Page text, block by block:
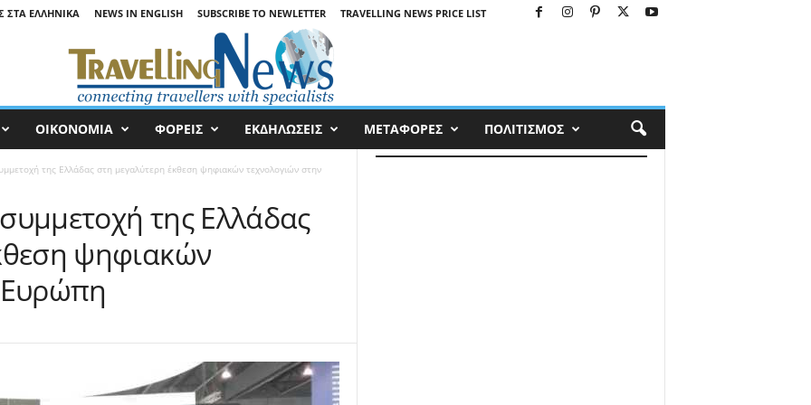
ΣΤΑ ΕΛΛΗΝΙΚΆ NEWS IN ENGLISH SUBSCRIBE TO NEWLETTER TRAVELLING NEWS PRICE LIST
ΟΙΚΟΝΟΜΙΑ ΦΟΡΕΙΣ ΕΚΔΗΛΩΣΕΙΣ ΜΕΤΑΦΟΡΕΣ ΠΟΛΙΤΙΣΜΟΣ
της Ελλάδας στη μεγαλύτερη έκθεση ψηφιακών τεχνολογιών στην
της Ελλάδας
ψηφιακών
Ευρώπη